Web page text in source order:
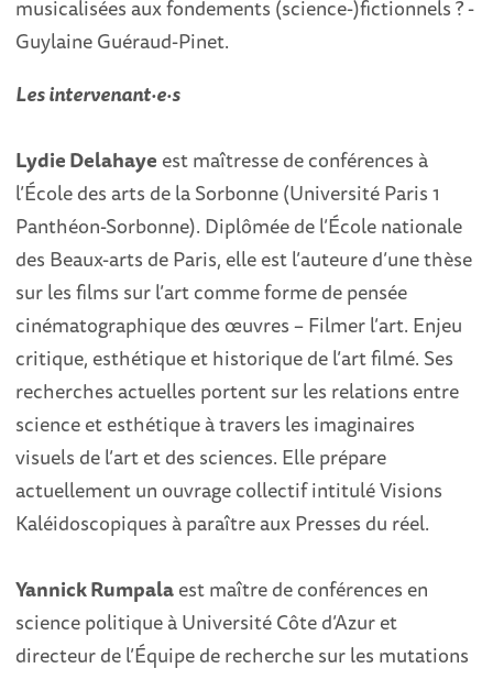
musicalisées aux fondements (science-)fictionnels ? -
Guylaine Guéraud-Pinet.
Les intervenant·e·s
Lydie Delahaye est maîtresse de conférences à
l’École des arts de la Sorbonne (Université Paris 1
Panthéon-Sorbonne). Diplômée de l’École nationale
des Beaux-arts de Paris, elle est l’auteure d’une thèse
sur les films sur l’art comme forme de pensée
cinématographique des œuvres – Filmer l’art. Enjeu
critique, esthétique et historique de l’art filmé. Ses
recherches actuelles portent sur les relations entre
science et esthétique à travers les imaginaires
visuels de l’art et des sciences. Elle prépare
actuellement un ouvrage collectif intitulé Visions
Kaléidoscopiques à paraître aux Presses du réel.
Yannick Rumpalaest maître de conférences en
science politique à Université Côte d’Azur et
directeur de l’Équipe de recherche sur les mutations